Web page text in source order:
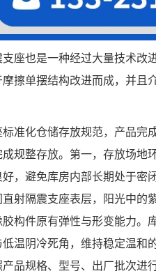
座也是一种经过大量技术改
擦单摆结构改进而成，并且
准化仓储存放规范，产品完
规整存放。第一，存放场地
，避免库房内部长期处于密
射隔震支座表层，阳光中的
构件原有弹性与形变能力。
温阴冷死角，维持稳定温和
品规格、型号、出厂批次进